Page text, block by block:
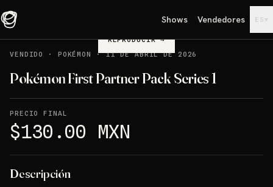
Shows Vendedores ES ▾
REPRODUCIR→
VENDIDO
· POKÉMON ·11 DE ABRIL DE 2026
Pokémon First Partner Pack Series 1
PRECIO FINAL
$130.00 MXN
Descripción